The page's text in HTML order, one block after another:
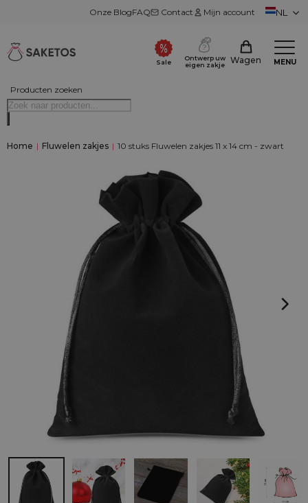
Onze BlogFAQ Contact Mijn account NL
Producten zoeken
Sale
Ontwerp uw
eigen zakje
Wagen MENU
Home | Fluwelen zakjes | 10 stuks Fluwelen zakjes 11 x 14 cm - zwart